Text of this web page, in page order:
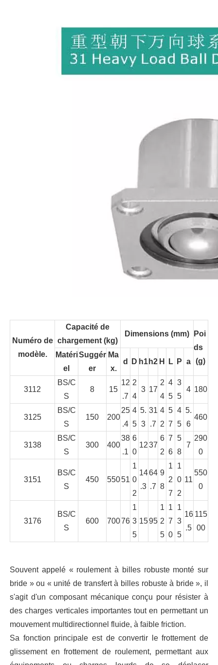
Numéro de
modèle.
Capacité de
chargement (kg)
Dimensions (mm)
Poi
ds
(g)
Matéri
el
Suggér
er
Ma
x.
d D h1 h2 H L P a
3112
BS/C
S
8 15
12
.7
2
4
3 17
2
4
4
5
3
5
4 180
3125
BS/C
S
150 200
25
.4
4
5
5.
3
31
.7
4
2
5
7
4
5
5.
6
460
3138
BS/C
S
300 400
38
.1
6
0
1237
6
2
7
6
5
8
7
290
0
3151
BS/C
S
450 55051
1
0
2
14
.3
64
.7
9
8
1
2
7
1
0
2
11
550
0
3176
BS/C
S
600 70076
1
3
5
1595
1
2
5
1
7
0
1
3
5
16
.5
115
00
Souvent appelé « roulement à billes robuste monté sur
bride » ou « unité de transfert à billes robuste à bride », il
s'agit d'un composant mécanique conçu pour résister à
des charges verticales importantes tout en permettant un
mouvement multidirectionnel fluide, à faible friction.
Sa fonction principale est de convertir le frottement de
glissement en frottement de roulement, permettant aux